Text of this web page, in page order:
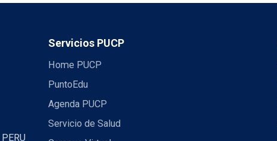
Servicios PUCP
Home PUCP
PuntoEdu
Agenda PUCP
Servicio de Salud